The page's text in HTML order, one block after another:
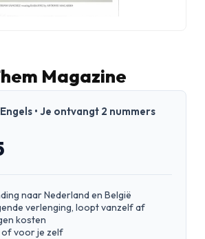
Magazine
• Je ontvangt 2 nummers
naar Nederland en België
verlenging, loopt vanzelf af
kosten
of voor je zelf